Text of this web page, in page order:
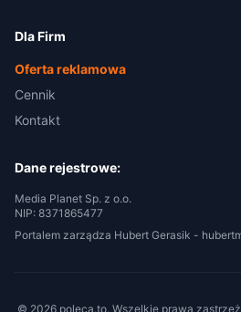
Dla Firm
Oferta reklamowa
Cennik
Kontakt
Dane rejestrowe:
Media Planet Sp. z o.o.
NIP: 8371865477
Portalem zarządza Hubert Gerasik -
© 2026 poleca.to. Wszelkie prawa